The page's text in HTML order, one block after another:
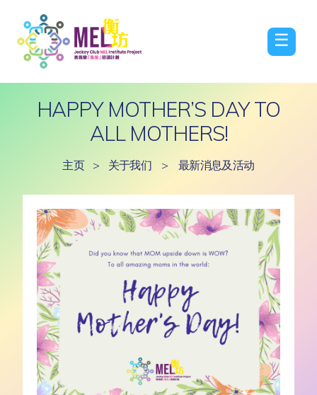
☰
HAPPY MOTHER’S DAY TO
ALL MOTHERS!
主页 > 关于我们 > 最新消息及活动